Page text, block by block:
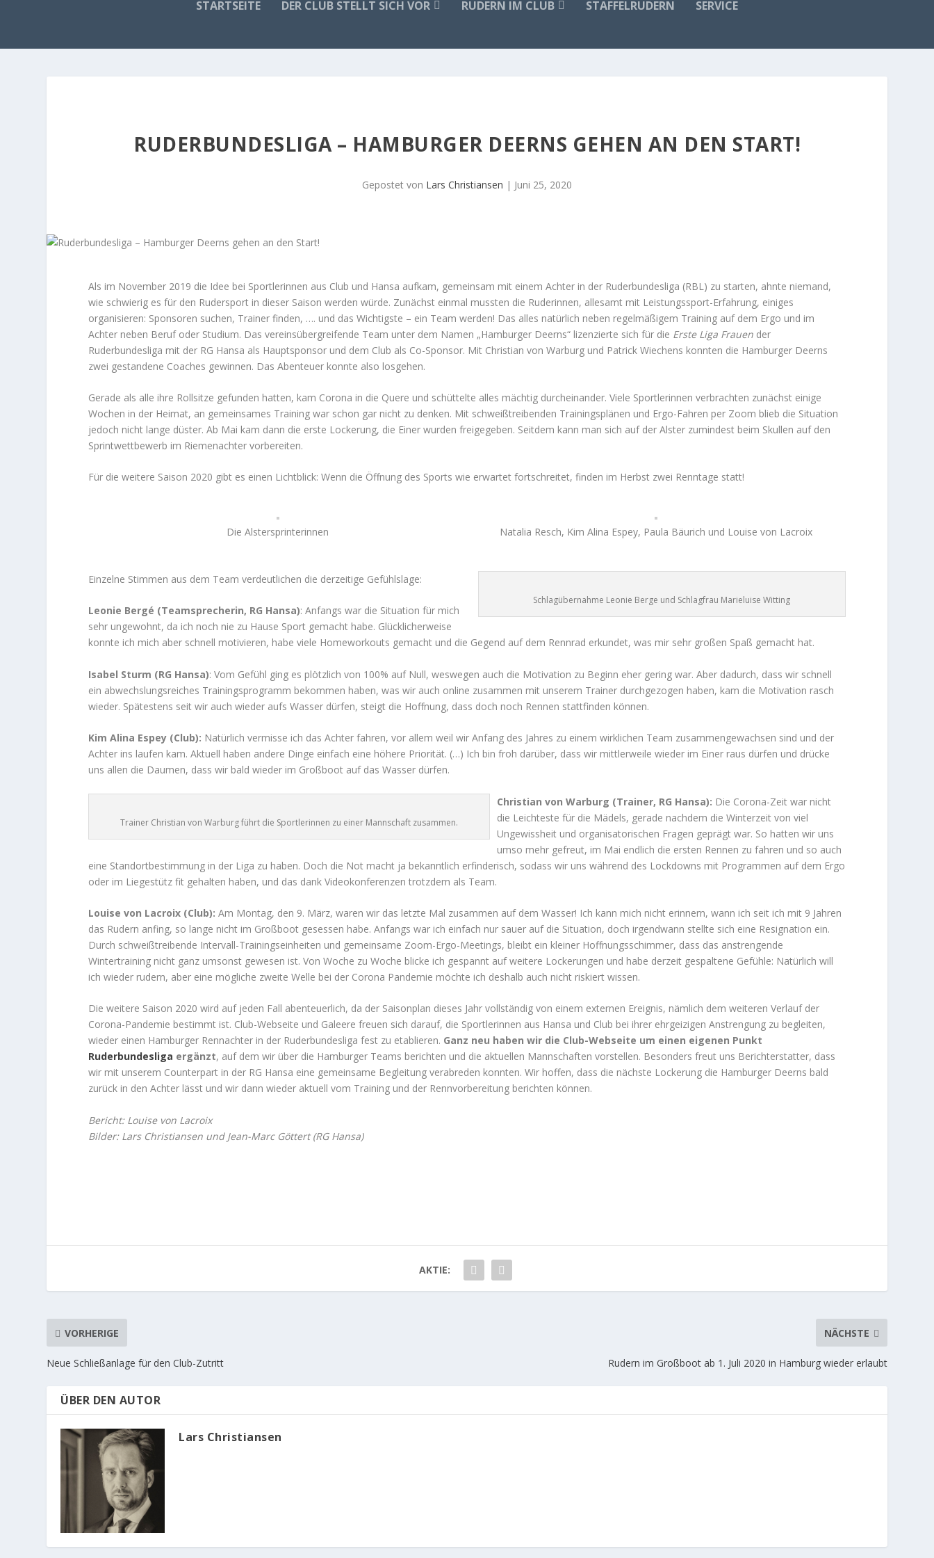
STARTSEITE DER CLUB STELLT SICH VOR RUDERN IM CLUB STAFFELRUDERN SERVICE
RUDERBUNDESLIGA – HAMBURGER DEERNS GEHEN AN DEN START!
Gepostet von Lars Christiansen | Juni 25, 2020
Als im November 2019 die Idee bei Sportlerinnen aus Club und Hansa aufkam, gemeinsam mit einem Achter in der Ruderbundesliga (RBL) zu starten, ahnte niemand,
wie schwierig es für den Rudersport in dieser Saison werden würde. Zunächst einmal mussten die Ruderinnen, allesamt mit Leistungssport-Erfahrung, einiges
organisieren: Sponsoren suchen, Trainer finden, …. und das Wichtigste – ein Team werden! Das alles natürlich neben regelmäßigem Training auf dem Ergo und im
Achter neben Beruf oder Studium. Das vereinsübergreifende Team unter dem Namen „Hamburger Deerns“ lizenzierte sich für die Erste Liga Frauen der
Ruderbundesliga mit der RG Hansa als Hauptsponsor und dem Club als Co-Sponsor. Mit Christian von Warburg und Patrick Wiechens konnten die Hamburger Deerns
zwei gestandene Coaches gewinnen. Das Abenteuer konnte also losgehen.
Gerade als alle ihre Rollsitze gefunden hatten, kam Corona in die Quere und schüttelte alles mächtig durcheinander. Viele Sportlerinnen verbrachten zunächst einige
Wochen in der Heimat, an gemeinsames Training war schon gar nicht zu denken. Mit schweißtreibenden Trainingsplänen und Ergo-Fahren per Zoom blieb die Situation
jedoch nicht lange düster. Ab Mai kam dann die erste Lockerung, die Einer wurden freigegeben. Seitdem kann man sich auf der Alster zumindest beim Skullen auf den
Sprintwettbewerb im Riemenachter vorbereiten.
Für die weitere Saison 2020 gibt es einen Lichtblick: Wenn die Öffnung des Sports wie erwartet fortschreitet, finden im Herbst zwei Renntage statt!
Die Alstersprinterinnen Natalia Resch, Kim Alina Espey, Paula Bäurich und Louise von Lacroix
Schlagübernahme Leonie Berge und Schlagfrau Marieluise Witting
Einzelne Stimmen aus dem Team verdeutlichen die derzeitige Gefühlslage:
Leonie Bergé (Teamsprecherin, RG Hansa): Anfangs war die Situation für mich
sehr ungewohnt, da ich noch nie zu Hause Sport gemacht habe. Glücklicherweise
konnte ich mich aber schnell motivieren, habe viele Homeworkouts gemacht und die Gegend auf dem Rennrad erkundet, was mir sehr großen Spaß gemacht hat.
Isabel Sturm (RG Hansa): Vom Gefühl ging es plötzlich von 100% auf Null, weswegen auch die Motivation zu Beginn eher gering war. Aber dadurch, dass wir schnell
ein abwechslungsreiches Trainingsprogramm bekommen haben, was wir auch online zusammen mit unserem Trainer durchgezogen haben, kam die Motivation rasch
wieder. Spätestens seit wir auch wieder aufs Wasser dürfen, steigt die Hoffnung, dass doch noch Rennen stattfinden können.
Kim Alina Espey (Club): Natürlich vermisse ich das Achter fahren, vor allem weil wir Anfang des Jahres zu einem wirklichen Team zusammengewachsen sind und der
Achter ins laufen kam. Aktuell haben andere Dinge einfach eine höhere Priorität. (…) Ich bin froh darüber, dass wir mittlerweile wieder im Einer raus dürfen und drücke
uns allen die Daumen, dass wir bald wieder im Großboot auf das Wasser dürfen.
Trainer Christian von Warburg führt die Sportlerinnen zu einer Mannschaft zusammen.
Christian von Warburg (Trainer, RG Hansa): Die Corona-Zeit war nicht
die Leichteste für die Mädels, gerade nachdem die Winterzeit von viel
Ungewissheit und organisatorischen Fragen geprägt war. So hatten wir uns
umso mehr gefreut, im Mai endlich die ersten Rennen zu fahren und so auch
eine Standortbestimmung in der Liga zu haben. Doch die Not macht ja bekanntlich erfinderisch, sodass wir uns während des Lockdowns mit Programmen auf dem Ergo
oder im Liegestütz fit gehalten haben, und das dank Videokonferenzen trotzdem als Team.
Louise von Lacroix (Club): Am Montag, den 9. März, waren wir das letzte Mal zusammen auf dem Wasser! Ich kann mich nicht erinnern, wann ich seit ich mit 9 Jahren
das Rudern anfing, so lange nicht im Großboot gesessen habe. Anfangs war ich einfach nur sauer auf die Situation, doch irgendwann stellte sich eine Resignation ein.
Durch schweißtreibende Intervall-Trainingseinheiten und gemeinsame Zoom-Ergo-Meetings, bleibt ein kleiner Hoffnungsschimmer, dass das anstrengende
Wintertraining nicht ganz umsonst gewesen ist. Von Woche zu Woche blicke ich gespannt auf weitere Lockerungen und habe derzeit gespaltene Gefühle: Natürlich will
ich wieder rudern, aber eine mögliche zweite Welle bei der Corona Pandemie möchte ich deshalb auch nicht riskiert wissen.
Die weitere Saison 2020 wird auf jeden Fall abenteuerlich, da der Saisonplan dieses Jahr vollständig von einem externen Ereignis, nämlich dem weiteren Verlauf der
Corona-Pandemie bestimmt ist. Club-Webseite und Galeere freuen sich darauf, die Sportlerinnen aus Hansa und Club bei ihrer ehrgeizigen Anstrengung zu begleiten,
wieder einen Hamburger Rennachter in der Ruderbundesliga fest zu etablieren. Ganz neu haben wir die Club-Webseite um einen eigenen Punkt
Ruderbundesliga ergänzt, auf dem wir über die Hamburger Teams berichten und die aktuellen Mannschaften vorstellen. Besonders freut uns Berichterstatter, dass
wir mit unserem Counterpart in der RG Hansa eine gemeinsame Begleitung verabreden konnten. Wir hoffen, dass die nächste Lockerung die Hamburger Deerns bald
zurück in den Achter lässt und wir dann wieder aktuell vom Training und der Rennvorbereitung berichten können.
Bericht: Louise von Lacroix
Bilder: Lars Christiansen und Jean-Marc Göttert (RG Hansa)
AKTIE:
VORHERIGE
Neue Schließanlage für den Club-Zutritt
NÄCHSTE
Rudern im Großboot ab 1. Juli 2020 in Hamburg wieder erlaubt
ÜBER DEN AUTOR
Lars Christiansen